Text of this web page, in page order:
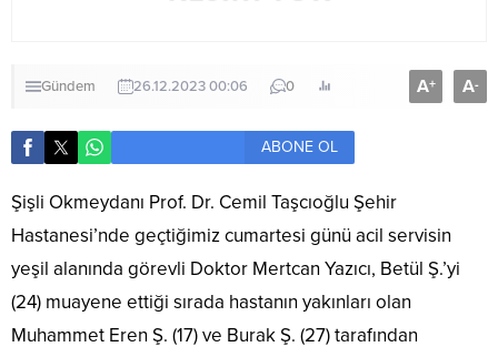
Gündem 26.12.2023 00:06 0 A+ A-
ABONE OL
Şişli Okmeydanı Prof. Dr. Cemil Taşcıoğlu Şehir
Hastanesi’nde geçtiğimiz cumartesi günü acil servisin
yeşil alanında görevli Doktor Mertcan Yazıcı, Betül Ş.’yi
(24) muayene ettiği sırada hastanın yakınları olan
Muhammet Eren Ş. (17) ve Burak Ş. (27) tarafından